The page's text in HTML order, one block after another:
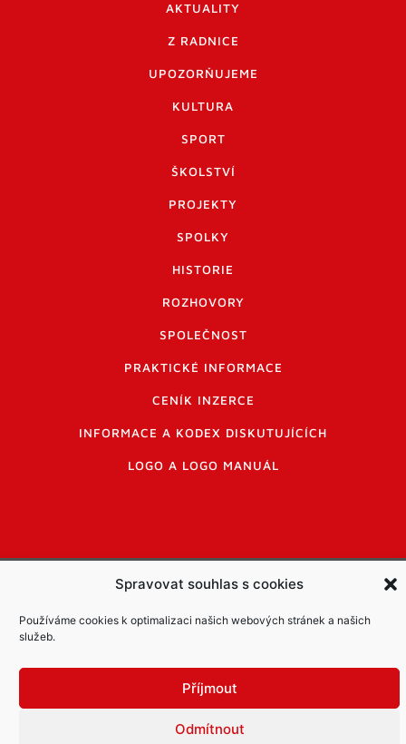
Spravovat souhlas s cookies
Používáme cookies k optimalizaci našich webových stránek a našich
služeb.
Příjmout
Odmítnout
AKTUALITY
Z RADNICE
UPOZORŇUJEME
KULTURA
SPORT
ŠKOLSTVÍ
PROJEKTY
SPOLKY
HISTORIE
ROZHOVORY
SPOLEČNOST
PRAKTICKÉ INFORMACE
CENÍK INZERCE
INFORMACE A KODEX DISKUTUJÍCÍCH
LOGO A LOGO MANUÁL
© Město Mníšek pod Brdy
Informace o zpracování osobních údajů